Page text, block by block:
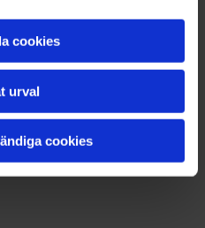
cookies
urval
cookies